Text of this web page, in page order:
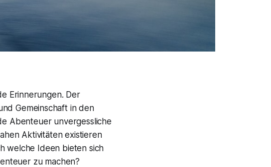
Erinnerungen. Der
Gemeinschaft in den
Abenteuer unvergessliche
Aktivitäten existieren
welche Ideen bieten sich
zu machen?